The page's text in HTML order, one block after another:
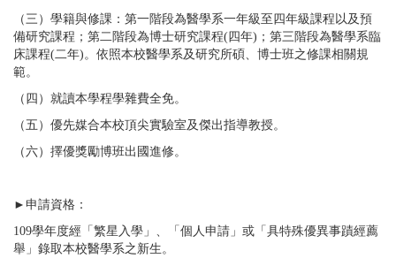
（三）學籍與修課：第一階段為醫學系一年級至四年級課程以及預
備研究課程；第二階段為博士研究課程(四年)；第三階段為醫學系臨
床課程(二年)。依照本校醫學系及研究所碩、博士班之修課相關規
範。
（四）就讀本學程學雜費全免。
（五）優先媒合本校頂尖實驗室及傑出指導教授。
（六）擇優獎勵博班出國進修。
►申請資格：
109學年度經「繁星入學」、「個人申請」或「具特殊優異事蹟經薦
舉」錄取本校醫學系之新生。